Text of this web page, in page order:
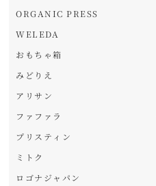
ORGANIC PRESS
WELEDA
おもちゃ箱
みどりえ
アリサン
ファファラ
プリスティン
ミトク
ロゴナジャパン